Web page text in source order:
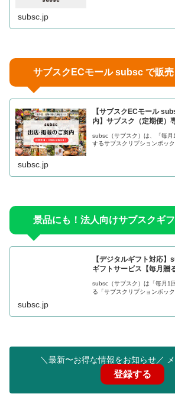
subsc.jp
サブスクECモール subsc で販売
【サブスクECモール
内】サブスク（定期便）
subsc（サブスク）は、「毎
するサブスクリプションボック
subsc.jp
景品にも！法人向けサブスクギフ
【デジタルギフト対応
ギフトサービス【毎月贈
subsc（サブスク）は「毎月1
る「サブスクリプションボッ
subsc.jp
＼最新〜お得な情報をお知らせ／
登録する